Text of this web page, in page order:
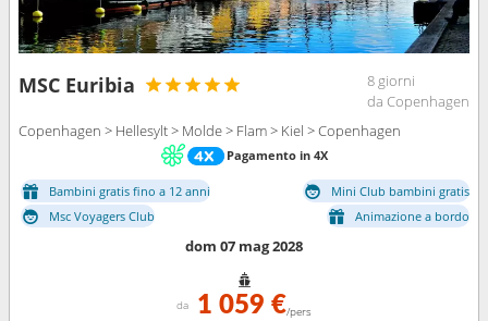
MSC Euribia
8 giorni
da Copenhagen
Copenhagen > Hellesylt > Molde > Flam > Kiel > Copenhagen
Pagamento in 4X
Bambini gratis fino a 12 anni
Mini Club bambini gratis
Msc Voyagers Club
Animazione a bordo
dom 07 mag 2028
da 1 059 €/pers